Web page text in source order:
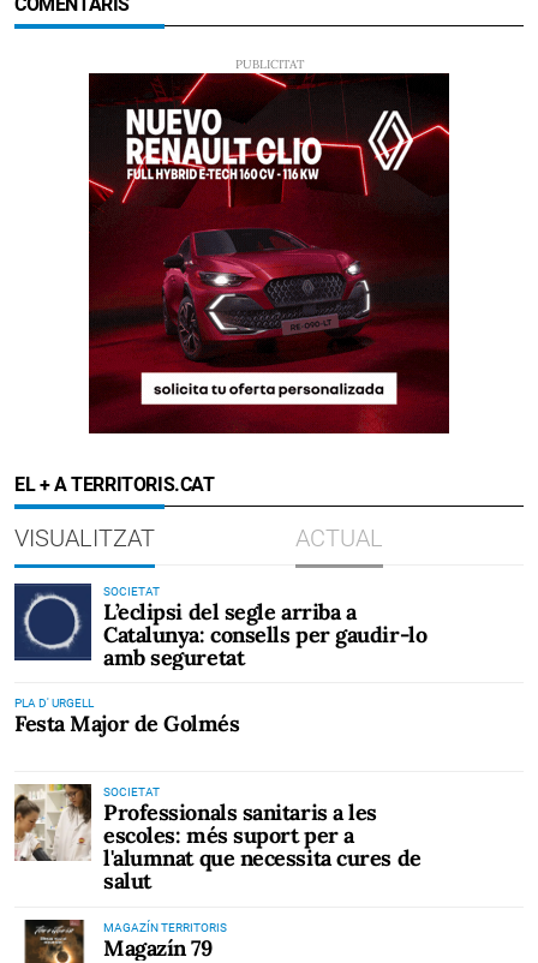
EL + A TERRITORIS.CAT
VISUALITZAT ACTUAL
SOCIETAT
L’eclipsi del segle arriba a
Catalunya: consells per gaudir-lo
amb seguretat
PLA D' URGELL
Festa Major de Golmés
SOCIETAT
Professionals sanitaris a les
escoles: més suport per a
l'alumnat que necessita cures de
salut
MAGAZÍN TERRITORIS
Magazín 79